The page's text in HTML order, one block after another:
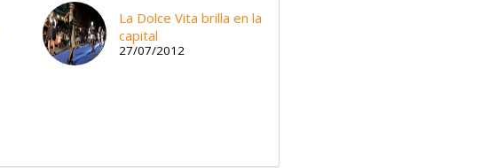
La Dolce Vita brilla en la
capital
27/07/2012